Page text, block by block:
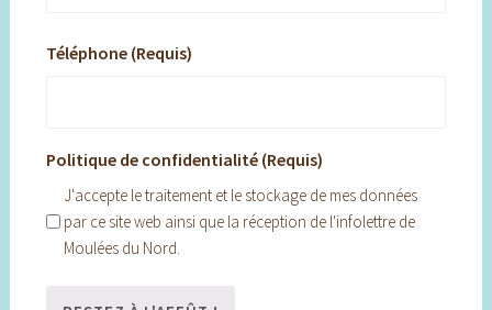
Téléphone (Requis)
Politique de confidentialité (Requis)
J'accepte le traitement et le stockage de mes données
par ce site web ainsi que la réception de l'infolettre de
Moulées du Nord.